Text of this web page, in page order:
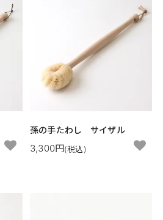
孫の手たわし サイザル
3,300円(税込)